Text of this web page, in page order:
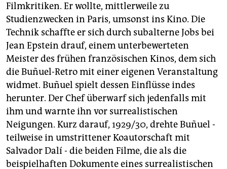
Filmkritiken. Er wollte, mittlerweile zu
Studienzwecken in Paris, umsonst ins Kino. Die
Technik schaffte er sich durch subalterne Jobs bei
Jean Epstein drauf, einem unterbewerteten
Meister des frühen französischen Kinos, dem sich
die Buñuel-Retro mit einer eigenen Veranstaltung
widmet. Buñuel spielt dessen Einflüsse indes
herunter. Der Chef überwarf sich jedenfalls mit
ihm und warnte ihn vor surrealistischen
Neigungen. Kurz darauf, 1929/30, drehte Buñuel -
teilweise in umstrittener Koautorschaft mit
Salvador Dalí - die beiden Filme, die als die
beispielhaften Dokumente eines surrealistischen